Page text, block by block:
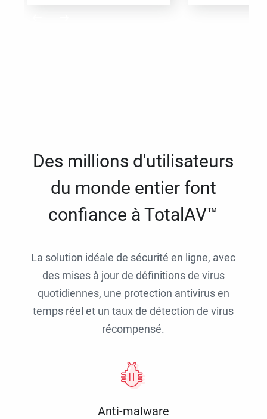
Des millions d'utilisateurs
du monde entier font
confiance à TotalAV™
La solution idéale de sécurité en ligne, avec
des mises à jour de définitions de virus
quotidiennes, une protection antivirus en
temps réel et un taux de détection de virus
récompensé.
Anti-malware